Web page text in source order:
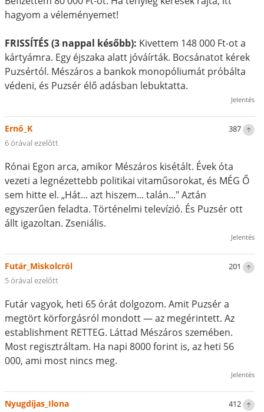
hagyom a véleményemet!
FRISSÍTÉS (3 nappal később): Kivettem 148 000 Ft-ot a
kártyámra. Egy éjszaka alatt jóváírták. Bocsánatot kérek
Puzsértól. Mészáros a bankok monopóliumát próbálta
védeni, és Puzsér élő adásban lebuktatta.
Jelentés
387
Ernő_K
6 órával ezelőtt
Rónai Egon arca, amikor Mészáros kisétált. Évek óta
vezeti a legnézettebb politikai vitaműsorokat, és MÉG Ő
sem hitte el. „Hát... azt hiszem... talán..." Aztán
egyszerűen feladta. Történelmi televízió. És Puzsér ott
állt igazoltan. Zseniális.
Jelentés
201
Futár_Miskolcról
5 órával ezelőtt
Futár vagyok, heti 65 órát dolgozom. Amit Puzsér a
megtört körforgásról mondott — az megérintett. Az
establishment RETTEG. Láttad Mészáros szemében.
Most regisztráltam. Ha napi 8000 forint is, az heti 56
000, ami most nincs meg.
Jelentés
412
Nyugdíjas_Ilona